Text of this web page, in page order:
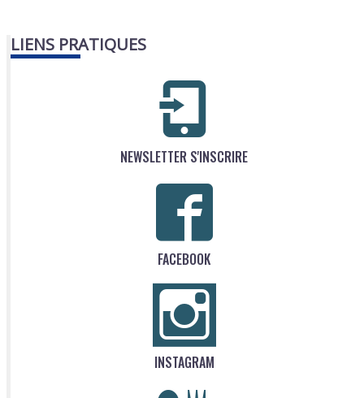
LIENS PRATIQUES
NEWSLETTER S'INSCRIRE
FACEBOOK
INSTAGRAM